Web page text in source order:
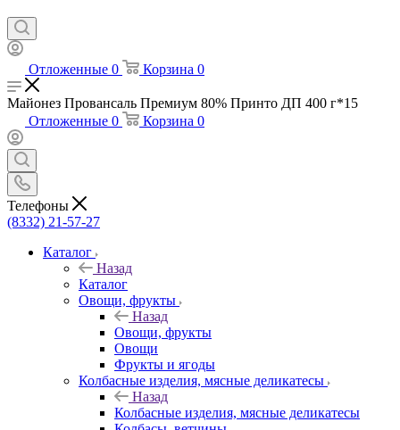
Отложенные 0 Корзина 0
Майонез Провансаль Премиум 80% Принто ДП 400 г*15
Отложенные 0 Корзина 0
Телефоны
(8332) 21-57-27
Каталог
Назад
Каталог
Овощи, фрукты
Назад
Овощи, фрукты
Овощи
Фрукты и ягоды
Колбасные изделия, мясные деликатесы
Назад
Колбасные изделия, мясные деликатесы